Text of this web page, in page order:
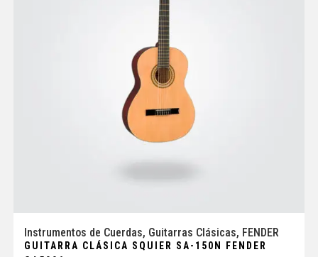
Instrumentos de Cuerdas, Guitarras Clásicas, FENDER
GUITARRA CLÁSICA SQUIER SA-150N FENDER